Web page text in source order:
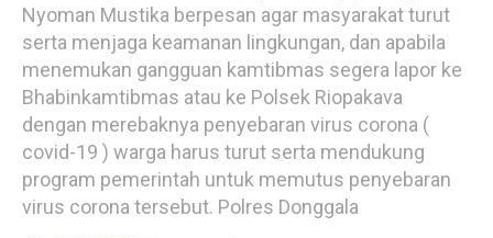
Nyoman Mustika berpesan agar masyarakat turut
serta menjaga keamanan lingkungan, dan apabila
menemukan gangguan kamtibmas segera lapor ke
Bhabinkamtibmas atau ke Polsek Riopakava
dengan merebaknya penyebaran virus corona (
covid-19 ) warga harus turut serta mendukung
program pemerintah untuk memutus penyebaran
virus corona tersebut. Polres Donggala